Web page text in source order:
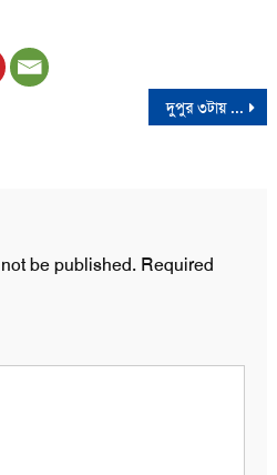
দুপুর ৩টায় জাতির উদ্দেশে ভাষণ দেবেন সেনাপ্রধান
be published. Required